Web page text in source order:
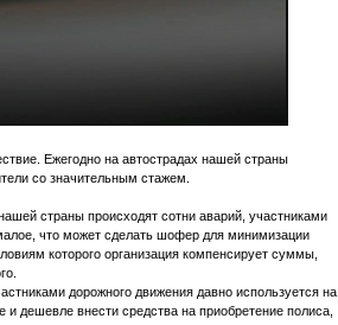
Ежегодно на автострадах нашей страны
со значительным стажем.
страны происходят сотни аварий, участниками
что может сделать шофер для минимизации
которого организация компенсирует суммы,
дорожного движения давно используется на
дешевле внести средства на приобретение полиса,